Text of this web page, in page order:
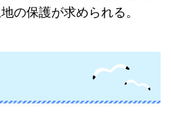
の保護が求められる。